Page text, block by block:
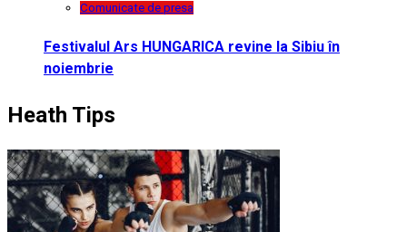
Comunicate de presa
Festivalul Ars HUNGARICA revine la Sibiu în
noiembrie
Heath Tips